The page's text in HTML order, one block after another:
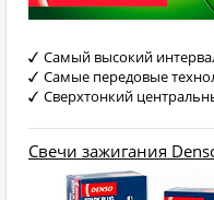
Самый высокий
Самые передовые
Сверхтонкий
Свечи зажигания